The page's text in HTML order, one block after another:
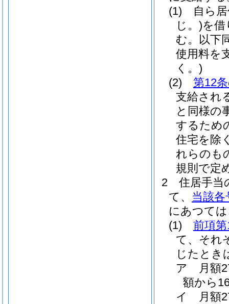
(1)
自ら
じ。)を借
む。以下
使用料を
く。)
(2)
第12
支給され
と同様の
するため
住宅を除
れらのも
規則で定
2
住居手当
て、 当該各
にあつて
(1)
前項
て、それ
じたとき
ア
月額
額から
イ
月額